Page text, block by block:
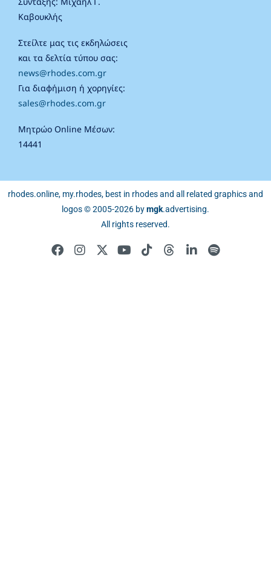
Καβουκλής
Στείλτε μας τις εκδηλώσεις
και τα δελτία τύπου σας:
news@rhodes.com.gr
Για διαφήμιση ή χορηγίες:
sales@rhodes.com.gr
Μητρώο Online Μέσων:
14441
rhodes.online, my.rhodes, best in rhodes and all related graphics and
logos © 2005-2026 bymgk.advertising.
All rights reserved.